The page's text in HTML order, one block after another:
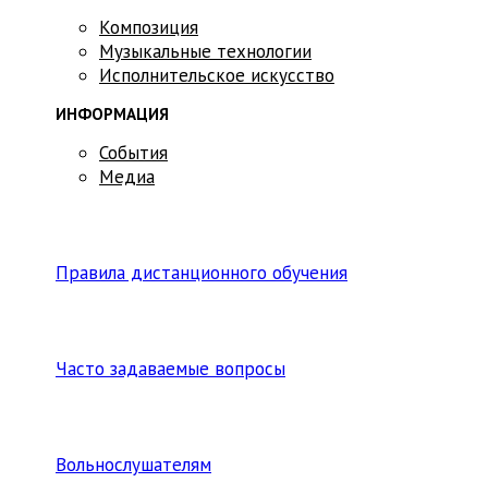
Композиция
Музыкальные технологии
Исполнительское искусство
ИНФОРМАЦИЯ
События
Медиа
Правила дистанционного обучения
Часто задаваемые вопросы
Вольнослушателям